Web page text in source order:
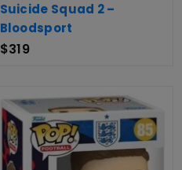
Suicide Squad 2 –
Bloodsport
$319